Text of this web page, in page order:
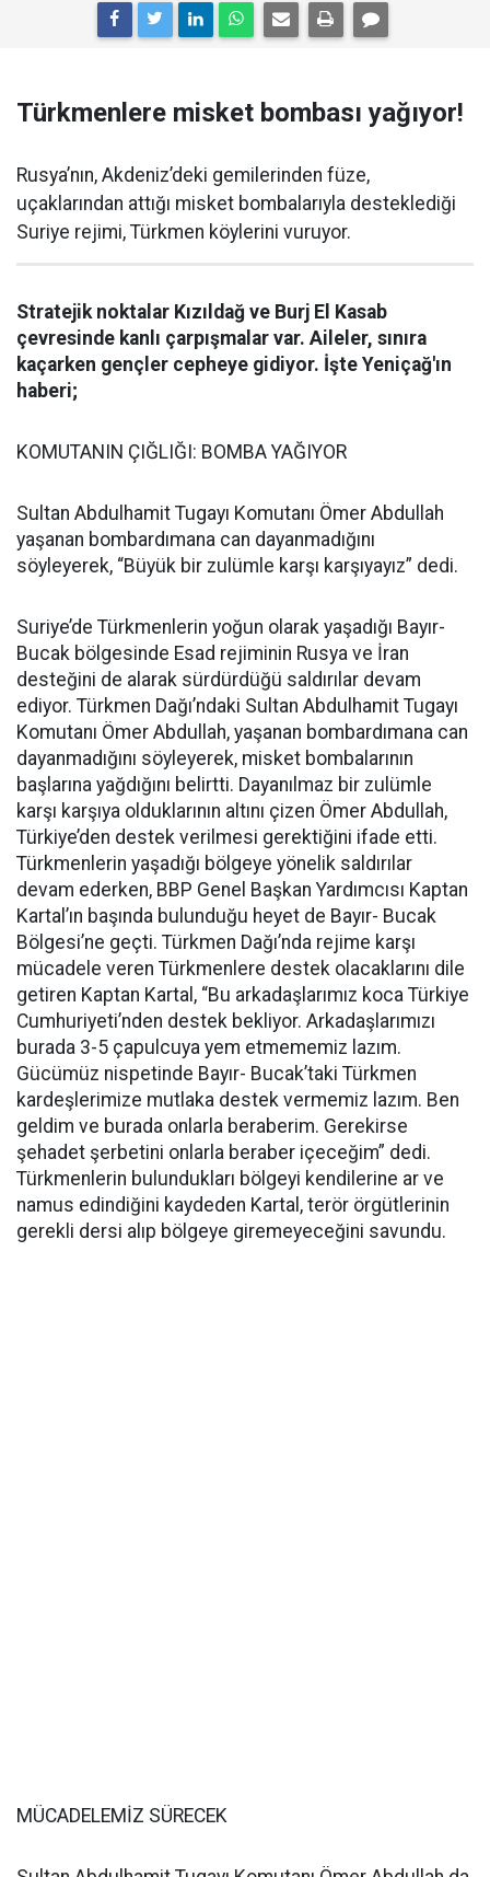
Türkmenlere misket bombası yağıyor!
Rusya’nın, Akdeniz’deki gemilerinden füze,
uçaklarından attığı misket bombalarıyla desteklediği
Suriye rejimi, Türkmen köylerini vuruyor.
Stratejik noktalar Kızıldağ ve Burj El Kasab
çevresinde kanlı çarpışmalar var. Aileler, sınıra
kaçarken gençler cepheye gidiyor. İşte Yeniçağ'ın
haberi;
KOMUTANIN ÇIĞLIĞI: BOMBA YAĞIYOR
Sultan Abdulhamit Tugayı Komutanı Ömer Abdullah
yaşanan bombardımana can dayanmadığını
söyleyerek, “Büyük bir zulümle karşı karşıyayız” dedi.
Suriye’de Türkmenlerin yoğun olarak yaşadığı Bayır-
Bucak bölgesinde Esad rejiminin Rusya ve İran
desteğini de alarak sürdürdüğü saldırılar devam
ediyor. Türkmen Dağı’ndaki Sultan Abdulhamit Tugayı
Komutanı Ömer Abdullah, yaşanan bombardımana can
dayanmadığını söyleyerek, misket bombalarının
başlarına yağdığını belirtti. Dayanılmaz bir zulümle
karşı karşıya olduklarının altını çizen Ömer Abdullah,
Türkiye’den destek verilmesi gerektiğini ifade etti.
Türkmenlerin yaşadığı bölgeye yönelik saldırılar
devam ederken, BBP Genel Başkan Yardımcısı Kaptan
Kartal’ın başında bulunduğu heyet de Bayır- Bucak
Bölgesi’ne geçti. Türkmen Dağı’nda rejime karşı
mücadele veren Türkmenlere destek olacaklarını dile
getiren Kaptan Kartal, “Bu arkadaşlarımız koca Türkiye
Cumhuriyeti’nden destek bekliyor. Arkadaşlarımızı
burada 3-5 çapulcuya yem etmememiz lazım.
Gücümüz nispetinde Bayır- Bucak’taki Türkmen
kardeşlerimize mutlaka destek vermemiz lazım. Ben
geldim ve burada onlarla beraberim. Gerekirse
şehadet şerbetini onlarla beraber içeceğim” dedi.
Türkmenlerin bulundukları bölgeyi kendilerine ar ve
namus edindiğini kaydeden Kartal, terör örgütlerinin
gerekli dersi alıp bölgeye giremeyeceğini savundu.
MÜCADELEMİZ SÜRECEK